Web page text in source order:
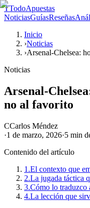
TTodoApuestas
NoticiasGuíasReseñas
Inicio
›Noticias
›Arsenal-Chelsea:
Noticias
Arsenal-
no al favorito
CCarlos Méndez
·1 de marzo, 2026·5 min
Contenido del artículo
1.El contexto que
2.La jugada táctica
3.Cómo lo traduzco
4.La lección que